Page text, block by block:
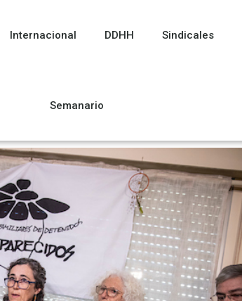
Internacional DDHH Sindicales
Semanario